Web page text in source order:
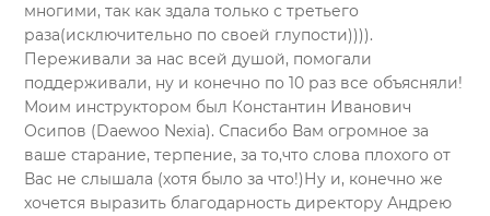
многими, так как здала только с третьего
раза(исключительно по своей глупости)))).
Переживали за нас всей душой, помогали
поддерживали, ну и конечно по 10 раз все объясняли!
Моим инструктором был Константин Иванович
Осипов (Daewoo Nexia). Спасибо Вам огромное за
ваше старание, терпение, за то,что слова плохого от
Вас не слышала (хотя было за что!)Ну и, конечно же
хочется выразить благодарность директору Андрею